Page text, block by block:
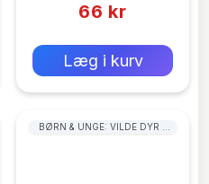
66 kr
Læg i kurv
BØRN & UNGE: VILDE DYR &